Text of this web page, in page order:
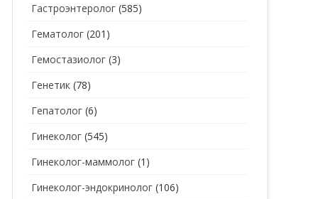
Гастроэнтеролог (585)
Гематолог (201)
Гемостазиолог (3)
Генетик (78)
Гепатолог (6)
Гинеколог (545)
Гинеколог-маммолог (1)
Гинеколог-эндокринолог (106)